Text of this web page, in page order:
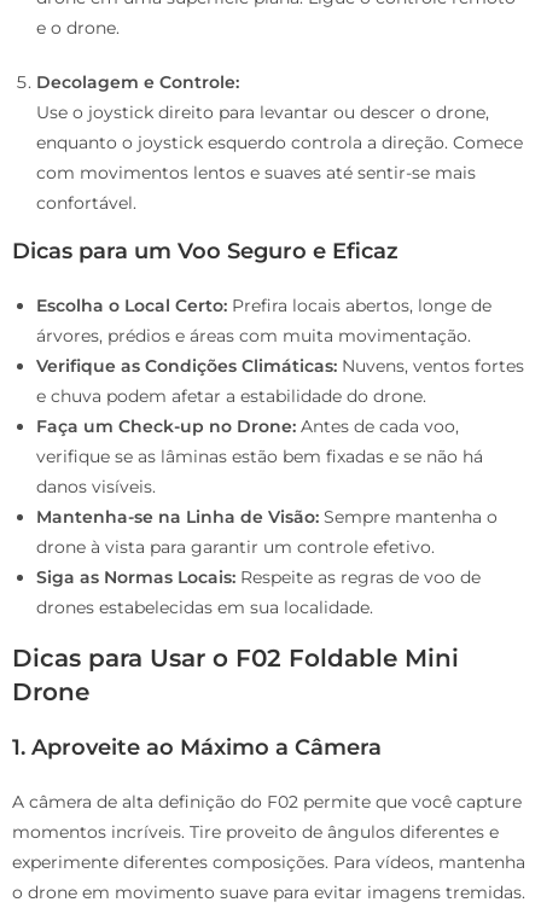
e o drone.
Decolagem e Controle:
Use o joystick direito para levantar ou descer o drone,
enquanto o joystick esquerdo controla a direção. Comece
com movimentos lentos e suaves até sentir-se mais
confortável.
Dicas para um Voo Seguro e Eficaz
Escolha o Local Certo: Prefira locais abertos, longe de
árvores, prédios e áreas com muita movimentação.
Verifique as Condições Climáticas: Nuvens, ventos fortes
e chuva podem afetar a estabilidade do drone.
Faça um Check-up no Drone: Antes de cada voo,
verifique se as lâminas estão bem fixadas e se não há
danos visíveis.
Mantenha-se na Linha de Visão: Sempre mantenha o
drone à vista para garantir um controle efetivo.
Siga as Normas Locais: Respeite as regras de voo de
drones estabelecidas em sua localidade.
Dicas para Usar o F02 Foldable Mini
Drone
1. Aproveite ao Máximo a Câmera
A câmera de alta definição do F02 permite que você capture
momentos incríveis. Tire proveito de ângulos diferentes e
experimente diferentes composições. Para vídeos, mantenha
o drone em movimento suave para evitar imagens tremidas.